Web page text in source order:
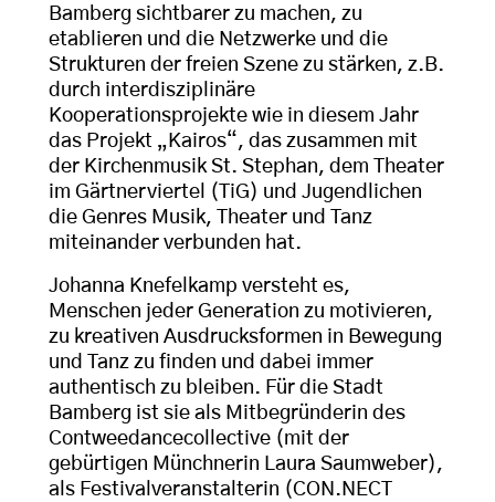
Bamberg sichtbarer zu machen, zu
etablieren und die Netzwerke und die
Strukturen der freien Szene zu stärken, z.B.
durch interdisziplinäre
Kooperationsprojekte wie in diesem Jahr
das Projekt „Kairos“, das zusammen mit
der Kirchenmusik St. Stephan, dem Theater
im Gärtnerviertel (TiG) und Jugendlichen
die Genres Musik, Theater und Tanz
miteinander verbunden hat.
Johanna Knefelkamp versteht es,
Menschen jeder Generation zu motivieren,
zu kreativen Ausdrucksformen in Bewegung
und Tanz zu finden und dabei immer
authentisch zu bleiben. Für die Stadt
Bamberg ist sie als Mitbegründerin des
Contweedancecollective (mit der
gebürtigen Münchnerin Laura Saumweber),
als Festivalveranstalterin (CON.NECT